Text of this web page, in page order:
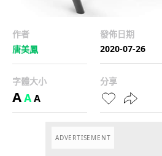
作者
唐美鳳
發佈日期
2020-07-26
字體大小
AAA
分享
ADVERTISEMENT